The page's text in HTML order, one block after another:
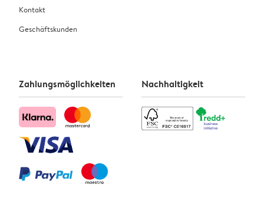
Kontakt
Geschäftskunden
Zahlungsmöglichkeiten Nachhaltigkeit